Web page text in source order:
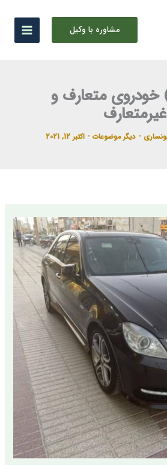
مشاوره با وکیل
خودروی متعارف و
غیرمتعارف
- دیگر موضوعات - اکتبر 12, 2021